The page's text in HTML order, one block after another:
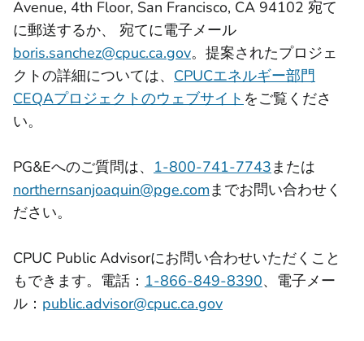
Avenue, 4th Floor, San Francisco, CA 94102 宛て
に郵送するか、 宛てに電子メール
boris.sanchez@cpuc.ca.gov。提案されたプロジェ
クトの詳細については、 CPUCエネルギー部門
CEQAプロジェクトのウェブサイト をご覧くださ
い。
PG&Eへのご質問は、 1-800-741-7743または
northernsanjoaquin@pge.comまでお問い合わせく
ださい。
CPUC Public Advisorにお問い合わせいただくこと
もできます。電話： 1-866-849-8390、電子メー
ル： public.advisor@cpuc.ca.gov